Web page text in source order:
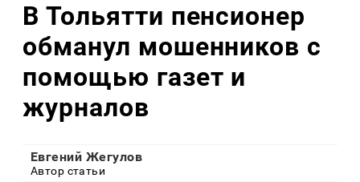
В Тольятти пенсионер
обманул мошенников с
помощью газет и
журналов
Евгений Жегулов
Автор статьи